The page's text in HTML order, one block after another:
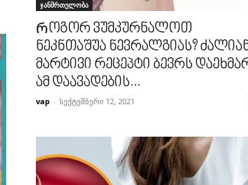
ჯანმრთელობა
Როგორ ვუმკურნალოთ
ნეკნთაშუა ნევრალგიას?
მარტივი რეცეპტი ბევრს
ამ დაავადების...
vap - სექტემბერი 12, 2021